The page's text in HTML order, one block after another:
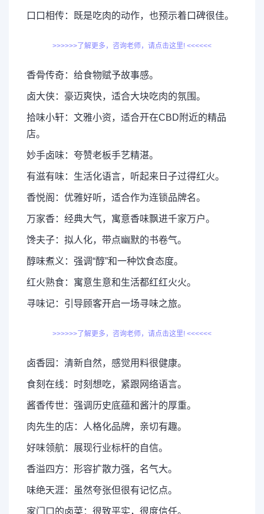
口口相传：既是吃肉的动作，也预示着口碑很佳。
>>>>>>了解更多，咨询老师，请点击这里! <<<<<<
香骨传奇：给食物赋予故事感。
卤大侠：豪迈爽快，适合大块吃肉的氛围。
拾味小轩：文雅小资，适合开在CBD附近的精品
店。
妙手卤味：夸赞老板手艺精湛。
有滋有味：生活化语言，听起来日子过得红火。
香悦阁：优雅好听，适合作为连锁品牌名。
万家香：经典大气，寓意香味飘进千家万户。
馋夫子：拟人化，带点幽默的书卷气。
醇味煮义：强调“醇”和一种饮食态度。
红火熟食：寓意生意和生活都红红火火。
寻味记：引导顾客开启一场寻味之旅。
>>>>>>了解更多，咨询老师，请点击这里! <<<<<<
卤香园：清新自然，感觉用料很健康。
食刻在线：时刻想吃，紧跟网络语言。
酱香传世：强调历史底蕴和酱汁的厚重。
肉先生的店：人格化品牌，亲切有趣。
好味领航：展现行业标杆的自信。
香溢四方：形容扩散力强，名气大。
味绝天涯：虽然夸张但很有记忆点。
家门口的卤菜：很致平实，很度信任。